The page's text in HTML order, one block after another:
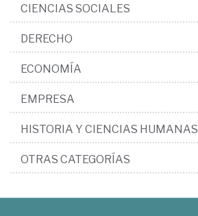
CIENCIAS SOCIALES
DERECHO
ECONOMÍA
EMPRESA
HISTORIA Y CIENCIAS HUMANAS
OTRAS CATEGORÍAS